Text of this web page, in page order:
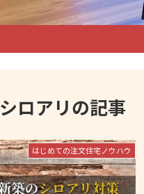
シロアリの記事
はじめての注文住宅ノウハウ